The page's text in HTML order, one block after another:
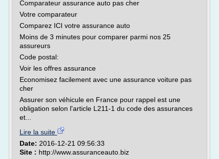
Comparateur assurance auto pas cher
Votre comparateur
Comparez ICI votre assurance auto
Moins de 3 minutes pour comparer parmi nos 25
assureurs
Code postal:
Voir les offres assurance
Economisez facilement avec une assurance voiture pas
cher
Assurer son véhicule en France pour rappel est une
obligation selon l'article L211-1 du code des assurances
et...
Lire la suite
Date: 2016-12-21 09:56:33
Site : http://www.assuranceauto.biz